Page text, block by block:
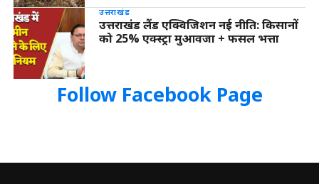
उत्तराखंड
उत्तराखंड लैंड एक्विजिशन नई नीति: किसानों
को 25% एक्स्ट्रा मुआवजा + फसल भत्ता
Follow Facebook Page